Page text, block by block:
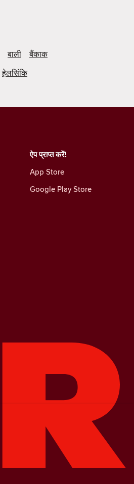
बाली
बैंकाक
हेलसिंकि
ऐप प्राप्त करें!
App Store
Google Play Store